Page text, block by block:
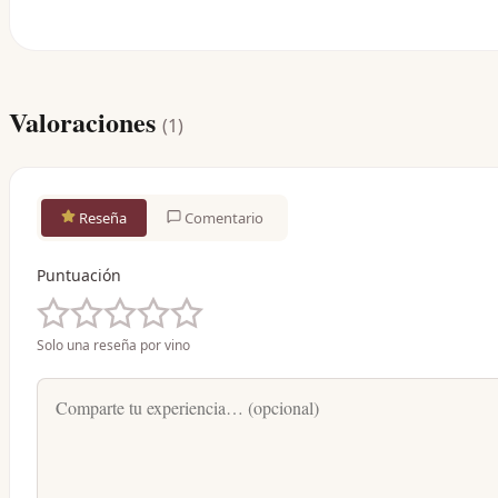
Valoraciones (1)
Reseña Comentario
Puntuación
Solo una reseña por vino